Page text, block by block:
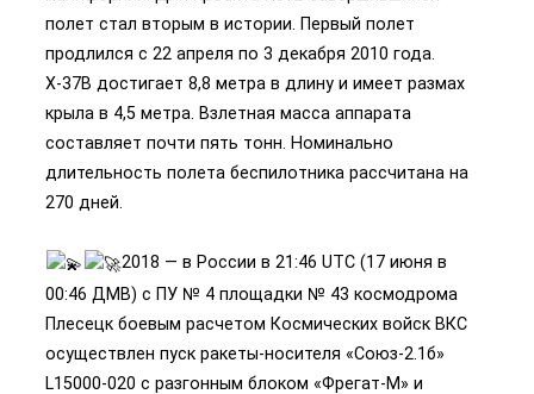
полет стал вторым в истории. Первый полет
продлился с 22 апреля по 3 декабря 2010 года.
X-37B достигает 8,8 метра в длину и имеет размах
крыла в 4,5 метра. Взлетная масса аппарата
составляет почти пять тонн. Номинально
длительность полета беспилотника рассчитана на
270 дней.
2018 — в России в 21:46 UTC (17 июня в
00:46 ДМВ) с ПУ № 4 площадки № 43 космодрома
Плесецк боевым расчетом Космических войск ВКС
осуществлен пуск ракеты-носителя «Союз-2.1б»
L15000-020 с разгонным блоком «Фрегат-М» и